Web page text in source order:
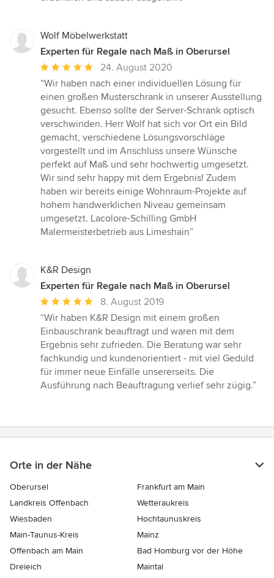
Wolf Möbelwerkstatt
Experten für Regale nach Maß in Oberursel
Durchschnittliche
Bewertung:
5
von
5
Sternen
24. August 2020
“Wir haben nach einer individuellen Lösung für
einen großen Musterschrank in unserer Ausstellung
gesucht. Ebenso sollte der Server-Schrank optisch
verschwinden. Herr Wolf hat sich vor Ort ein Bild
gemacht, verschiedene Lösungsvorschläge
vorgestellt und im Anschluss unsere Wünsche
perfekt auf Maß und sehr hochwertig umgesetzt.
Wir sind sehr happy mit dem Ergebnis! Zudem
haben wir bereits einige Wohnraum-Projekte auf
hohem handwerklichen Niveau gemeinsam
umgesetzt. Lacolore-Schilling GmbH
Malermeisterbetrieb aus Limeshain”
K&R Design
Experten für Regale nach Maß in Oberursel
Durchschnittliche
Bewertung:
5
von
5
Sternen
8. August 2019
“Wir haben K&R Design mit einem großen
Einbauschrank beauftragt und waren mit dem
Ergebnis sehr zufrieden. Die Beratung war sehr
fachkundig und kundenorientiert - mit viel Geduld
für immer neue Einfälle unsererseits. Die
Ausführung nach Beauftragung verlief sehr zügig.”
Orte in der Nähe
Oberursel
Frankfurt am Main
Landkreis Offenbach
Wetteraukreis
Wiesbaden
Hochtaunuskreis
Main-Taunus-Kreis
Mainz
Offenbach am Main
Bad Homburg vor der Höhe
Dreieich
Maintal